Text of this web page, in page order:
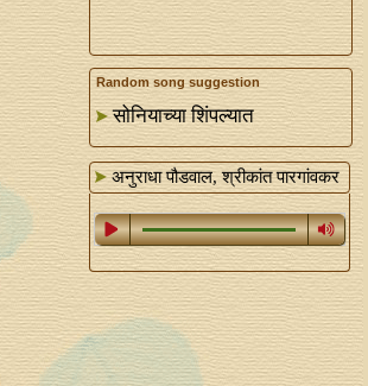
Random song suggestion
सोनियाच्या शिंपल्यात
अनुराधा पौडवाल, श्रीकांत पारगांवकर